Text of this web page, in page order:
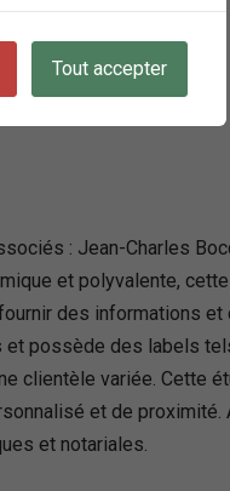
: Jean-Charles
et polyvalente,
des informations
possède des labels
clientèle variée. Cette
et de proximité.
et notariales.
Tout accepter